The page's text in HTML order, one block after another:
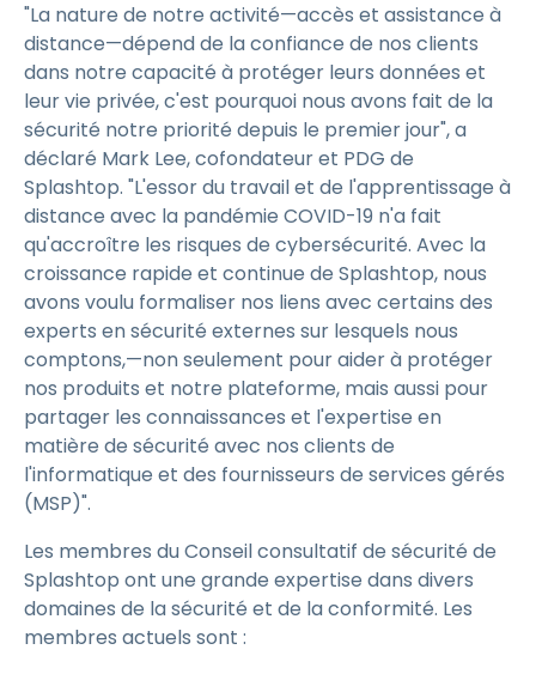
"La nature de notre activité—accès et assistance à
distance—dépend de la confiance de nos clients
dans notre capacité à protéger leurs données et
leur vie privée, c'est pourquoi nous avons fait de la
sécurité notre priorité depuis le premier jour", a
déclaré Mark Lee, cofondateur et PDG de
Splashtop. "L'essor du travail et de l'apprentissage à
distance avec la pandémie COVID-19 n'a fait
qu'accroître les risques de cybersécurité. Avec la
croissance rapide et continue de Splashtop, nous
avons voulu formaliser nos liens avec certains des
experts en sécurité externes sur lesquels nous
comptons,—non seulement pour aider à protéger
nos produits et notre plateforme, mais aussi pour
partager les connaissances et l'expertise en
matière de sécurité avec nos clients de
l'informatique et des fournisseurs de services gérés
(MSP)".
Les membres du Conseil consultatif de sécurité de
Splashtop ont une grande expertise dans divers
domaines de la sécurité et de la conformité. Les
membres actuels sont :